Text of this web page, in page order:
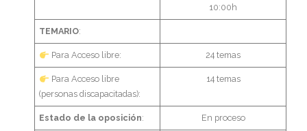
10:00h
TEMARIO:
Para Acceso libre: 24 temas
Para Acceso libre
(personas discapacitadas):
14 temas
Estado de la oposición: En proceso